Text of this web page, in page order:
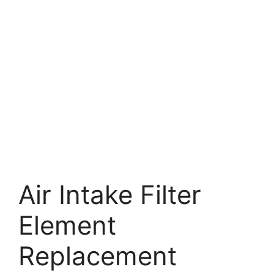
Air Intake Filter
Element
Replacement